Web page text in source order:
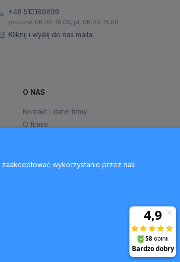
+48 510189899
pn.-czw. 08.00-16.00, pt. 08.00-15.00
Kliknij i wyślij do nas maila
O NAS
Kontakt i dane firmy
O firmie
wykorzystanie przez nas